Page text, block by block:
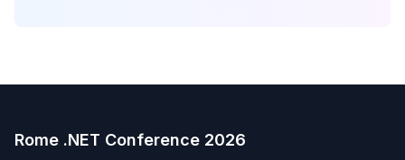
Rome .NET Conference 2026